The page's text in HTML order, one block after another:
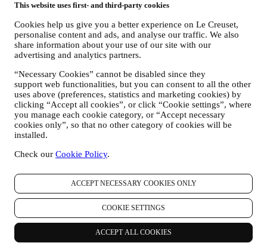
This website uses first- and third-party cookies
Cookies help us give you a better experience on Le Creuset,
personalise content and ads, and analyse our traffic. We also
share information about your use of our site with our
advertising and analytics partners.
“Necessary Cookies” cannot be disabled since they
support web functionalities, but you can consent to all the other
uses above (preferences, statistics and marketing cookies) by
clicking “Accept all cookies”, or click “Cookie settings”, where
you manage each cookie category, or “Accept necessary
cookies only”, so that no other category of cookies will be
installed.
Check our Cookie Policy.
ACCEPT NECESSARY COOKIES ONLY
COOKIE SETTINGS
ACCEPT ALL COOKIES
contratual consigo, as suas compras de produtos no sitee/ou
nas nossas lojas Le Creuset, do seu uso do site, qualquer
assistência pós-venda subsequente ou a sua participação nos
nossos concursos. Podemos ter que processar alguns dados
sobre si para fins administrativos relacionados com o nosso
relacionamento contratual, como contabilidade, cobrança e
auditoria, verificação de cartão de pagamento, triagem de
fraude, segurança, proteção, testes de sistemas, manutenção e
análise estatística. Ocasionalmente, talvez seja necessário
entrar em contato consigo por razões administrativas ou
operacionais, como por exemplo, para lhe enviar a sua
confirmação de compra. Também usaremos os seus dados
pessoais para responder às suas solicitações enviadas através
dos formulários do site ou de outros canais. Podemos
processar os seus dados com base no nosso interesse legítimo
para lhe enviar e-mails de seguimento no caso de ter
adicionado itens no nosso carrinho online sem completar a
compra. No caso de não finalizar a compra dentro de um
determinado período de tempo, não lhe serão enviadas mais
comunicações de seguimento.
PARA O INFORMAR SOBRE NOVIDADES OU
OFERTAS SOBRE PRODUTOS LE CREUSET. Se